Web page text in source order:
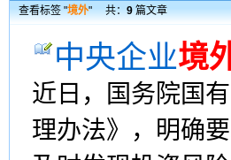
查看标签 "境外" 共：9篇文章
中央企业境
近日，国务院国
理办法》，明确